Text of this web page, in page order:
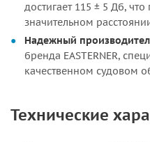
достигает 115 ± 5 Дб,
значительном
Надежный
бренда EASTERNER,
качественном судовом
Технические